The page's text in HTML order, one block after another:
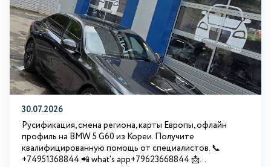
30.07.2026
Русификация, смена региона, карты Европы, офлайн
профиль на BMW 5 G60 из Кореи. Получите
квалифицированную помощь от специалистов. 📞
+74951368844 📲 what's app+79623668844 📩...